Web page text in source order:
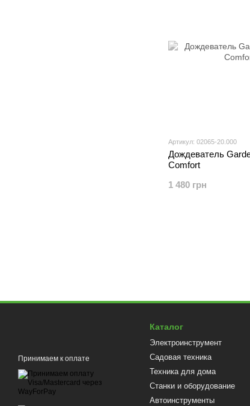
Артикул: 02065-20.000
Дождеватель
Comfort
1 480 грн
Принимаем к оплате
Каталог
Электроинструмент
Садовая техника
Техника для дома
Станки и оборудование
Автоинструменты